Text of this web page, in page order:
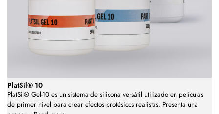
PlatSil® 10
PlatSil® Gel-10 es un sistema de silicona versátil utilizado en películas
de primer nivel para crear efectos protésicos realistas. Presenta una